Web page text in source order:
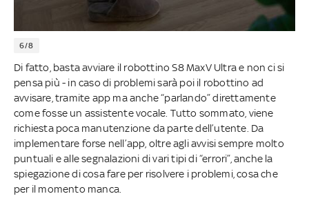
6/8
Di fatto, basta avviare il robottino S8 MaxV Ultra e non ci si
pensa più - in caso di problemi sarà poi il robottino ad
avvisare, tramite app ma anche “parlando” direttamente
come fosse un assistente vocale. Tutto sommato, viene
richiesta poca manutenzione da parte dell’utente. Da
implementare forse nell’app, oltre agli avvisi sempre molto
puntuali e alle segnalazioni di vari tipi di “errori”, anche la
spiegazione di cosa fare per risolvere i problemi, cosa che
per il momento manca.